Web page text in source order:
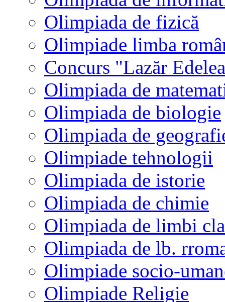
Olimpiada de fizică
Olimpiade limba
Concurs "Lazăr
Olimpiada de
Olimpiada de biologie
Olimpiada de
Olimpiade tehnologii
Olimpiada de istorie
Olimpiada de chimie
Olimpiada de limbi
Olimpiada de lb.
Olimpiade socio-
Olimpiade Religie